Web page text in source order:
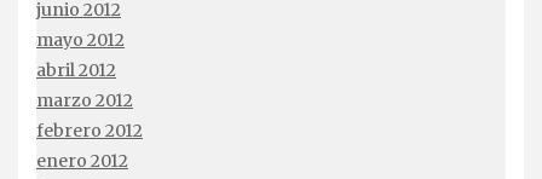
junio 2012
mayo 2012
abril 2012
marzo 2012
febrero 2012
enero 2012